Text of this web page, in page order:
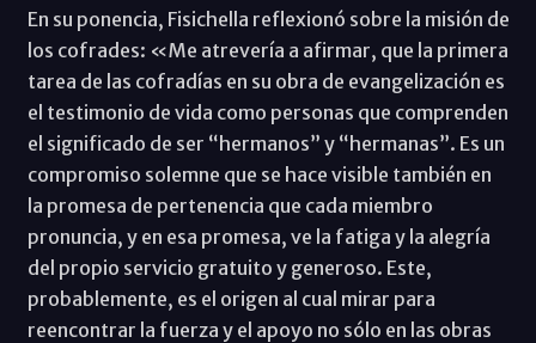
En su ponencia, Fisichella reflexionó sobre la misión de
los cofrades: «Me atrevería a afirmar, que la primera
tarea de las cofradías en su obra de evangelización es
el testimonio de vida como personas que comprenden
el significado de ser “hermanos” y “hermanas”. Es un
compromiso solemne que se hace visible también en
la promesa de pertenencia que cada miembro
pronuncia, y en esa promesa, ve la fatiga y la alegría
del propio servicio gratuito y generoso. Este,
probablemente, es el origen al cual mirar para
reencontrar la fuerza y el apoyo no sólo en las obras